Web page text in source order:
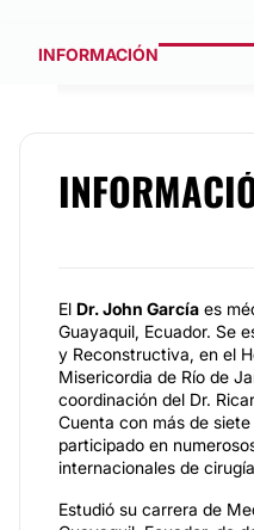
INFORMACIÓN
El Dr. John García es
Guayaquil, Ecuador. Se
y Reconstructiva, en el
Misericordia de Río de
coordinación del Dr.
Cuenta con más de
participado en
internacionales de
Estudió su carrera de